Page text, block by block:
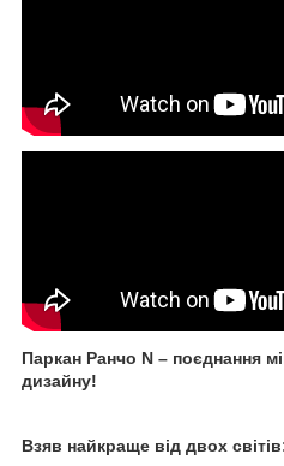
Паркан Ранчо N – поєднання
дизайну!
Взяв найкраще від двох